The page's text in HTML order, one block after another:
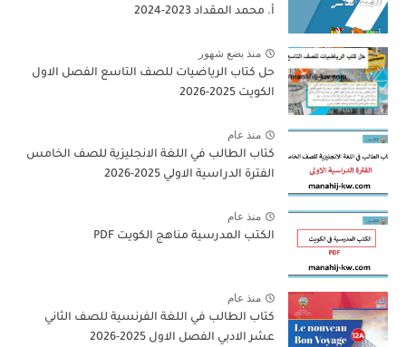
أ. محمد المقداد 2023-2024
منذ بضع شهور
حل كتاب الرياضيات للصف التاسع الفصل الاول
الكويت 2025-2026
منذ عام
كتاب الطالب في اللغة الانجليزية للصف الخامس
الفترة الدراسية الاولي 2025-2026
منذ عام
الكتب المدرسية مناهج الكويت PDF
منذ عام
كتاب الطالب في اللغة الفرنسية للصف الثاني
عشر الادبي الفصل الاول 2025-2026